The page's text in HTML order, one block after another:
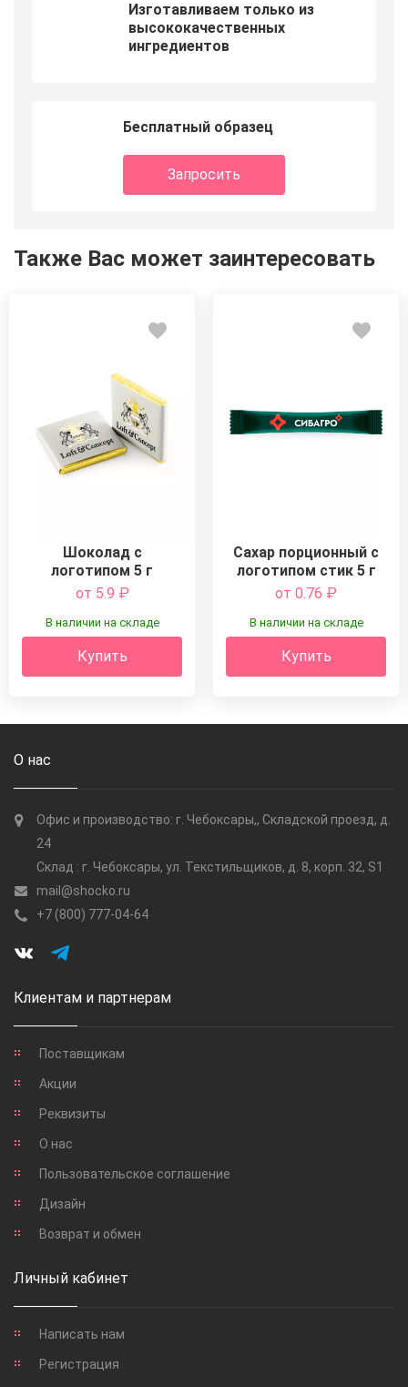
Изготавливаем только из
высококачественных
ингредиентов
Бесплатный образец
Запросить
Также Вас может заинтересовать
Шоколад с
логотипом 5 г
от 5.9 ₽
В наличии на складе
Купить
Сахар порционный с
логотипом стик 5 г
от 0.76 ₽
В наличии на складе
Купить
О нас
Офис и производство: г. Чебоксары,, Складской проезд, д.
24
Склад : г. Чебоксары, ул. Текстильщиков, д. 8, корп. 32, S1
mail@shocko.ru
+7 (800) 777-04-64
Клиентам и партнерам
Поставщикам
Акции
Реквизиты
О нас
Пользовательское соглашение
Дизайн
Возврат и обмен
Личный кабинет
Написать нам
Регистрация